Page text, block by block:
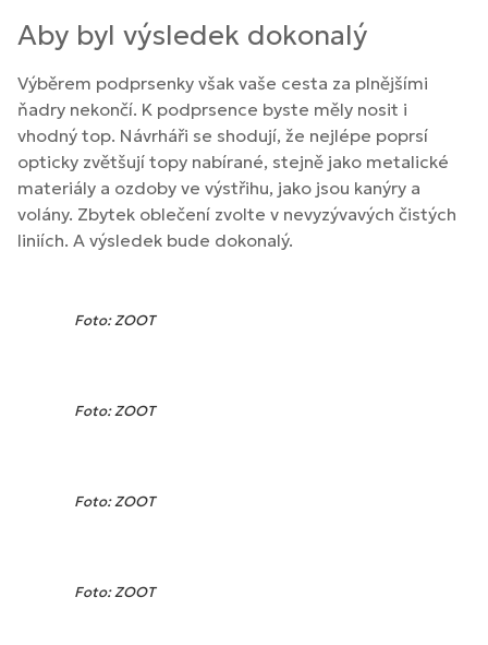
Aby byl výsledek dokonalý
Výběrem podprsenky však vaše cesta za plnějšími
ňadry nekončí. K podprsence byste měly nosit i
vhodný top. Návrháři se shodují, že nejlépe poprsí
opticky zvětšují topy nabírané, stejně jako metalické
materiály a ozdoby ve výstřihu, jako jsou kanýry a
volány. Zbytek oblečení zvolte v nevyzývavých čistých
liniích. A výsledek bude dokonalý.
Foto: ZOOT
Foto: ZOOT
Foto: ZOOT
Foto: ZOOT